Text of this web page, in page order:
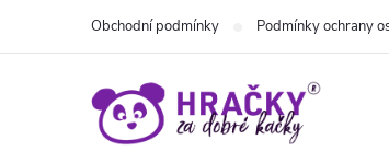
Obchodní podmínky Podmínky ochrany